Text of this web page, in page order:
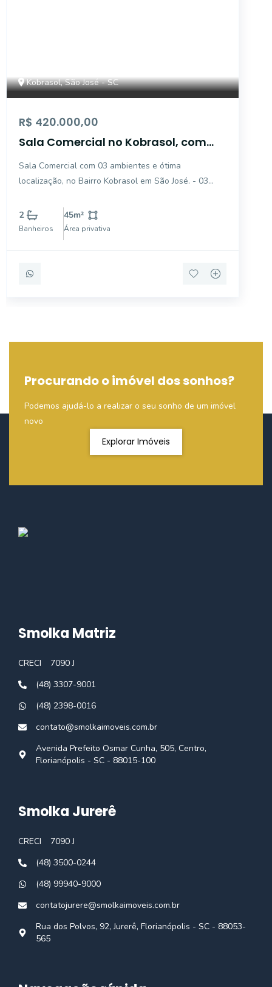
Kobrasol, São José - SC
R$ 420.000,00
Sala Comercial no Kobrasol, com
locailzaização
Sala Comercial com 03 ambientes e ótima
localização, no Bairro Kobrasol em São José. - 03
estacionamento rotativo; -Área: total 72,82 m² e
privativa 45,60 m²; . Condominio: R$ 200,00 IPTU: R$
2
Banheiros
45m²
Área privativa
Procurando o imóvel dos sonhos?
Podemos ajudá-lo a realizar o seu sonho de um imóvel
novo
Explorar Imóveis
Smolka Matriz
CRECI
7090 J
(48) 3307-9001
(48) 2398-0016
contato@smolkaimoveis.com.br
Avenida Prefeito Osmar Cunha, 505, Centro,
Florianópolis - SC - 88015-100
Smolka Jurerê
CRECI
7090 J
(48) 3500-0244
(48) 99940-9000
contatojurere@smolkaimoveis.com.br
Rua dos Polvos, 92, Jurerê, Florianópolis - SC - 88053-
565